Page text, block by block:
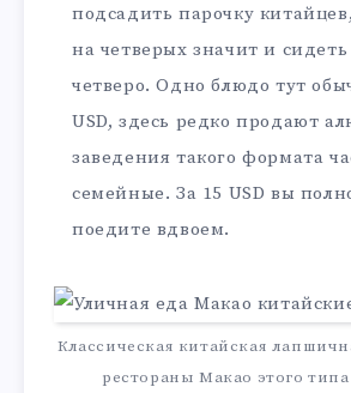
подсадить парочку
на четверых значит и
четверо. Одно блюдо тут
USD, здесь редко продают
заведения такого формата
семейные. За 15 USD вы
поедите вдвоем.
Классическая китайская
рестораны Макао этого